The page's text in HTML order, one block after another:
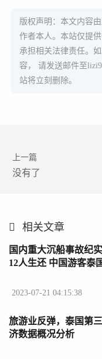
版权声明：本文内容
作者本人。本站仅提
承担相关法律责任。
容， 请发送邮件至
站将立刻删除。
上一篇
没有了
相关文章
国内重大沉船事故纪
12人生还 中国游客泰
2023-07-21 04:15:38
旅游业反弹，泰国第
济数据概况分析